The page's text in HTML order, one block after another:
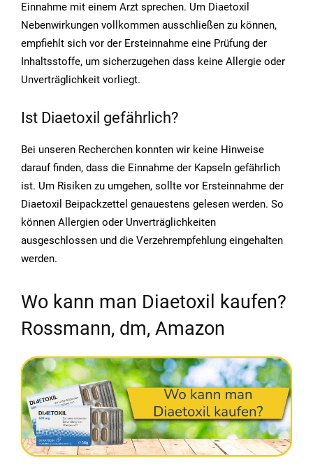
Einnahme mit einem Arzt sprechen. Um Diaetoxil
Nebenwirkungen vollkommen ausschließen zu können,
empfiehlt sich vor der Ersteinnahme eine Prüfung der
Inhaltsstoffe, um sicherzugehen dass keine Allergie oder
Unverträglichkeit vorliegt.
Ist Diaetoxil gefährlich?
Bei unseren Recherchen konnten wir keine Hinweise
darauf finden, dass die Einnahme der Kapseln gefährlich
ist. Um Risiken zu umgehen, sollte vor Ersteinnahme der
Diaetoxil Beipackzettel genauestens gelesen werden. So
können Allergien oder Unverträglichkeiten
ausgeschlossen und die Verzehrempfehlung eingehalten
werden.
Wo kann man Diaetoxil kaufen?
Rossmann, dm, Amazon